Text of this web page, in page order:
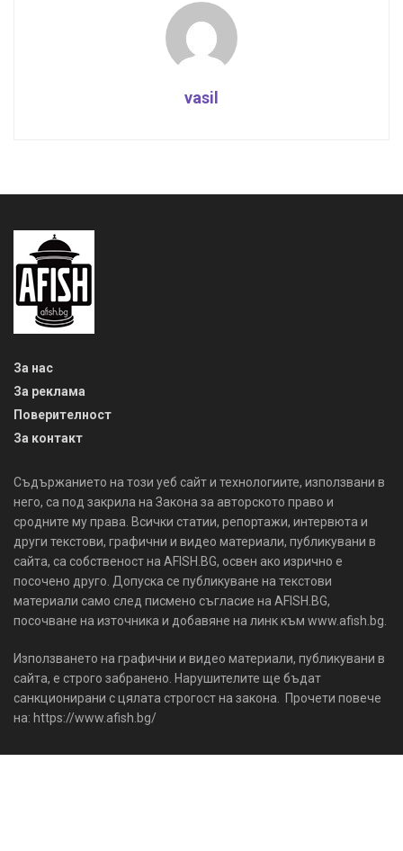
vasil
За нас
За реклама
Поверителност
За контакт
Съдържанието на този уеб сайт и технологиите, използвани в
него, са под закрила на Закона за авторското право и
сродните му права. Всички статии, репортажи, интервюта и
други текстови, графични и видео материали, публикувани в
сайта, са собственост на AFISH.BG, освен ако изрично е
посочено друго. Допуска се публикуване на текстови
материали само след писмено съгласие на AFISH.BG,
посочване на източника и добавяне на линк към www.afish.bg.
Използването на графични и видео материали, публикувани в
сайта, е строго забранено. Нарушителите ще бъдат
санкционирани с цялата строгост на закона. Прочети повече
на: https://www.afish.bg/